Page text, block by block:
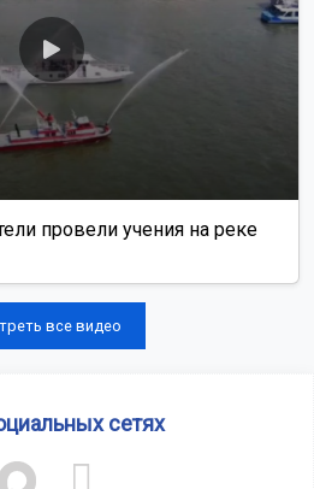
провели учения на реке
все видео
сетях